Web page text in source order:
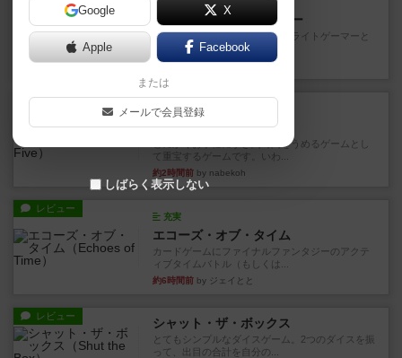
アンダー・ザ・テーブラー
笑えるバカゲームを集めているライトゲーマーと
してのレビューです。正体隠...
26分前by toyota
レビュー
充実
ワン・トゥ・ファイブ
とにかくお手軽にすき間時間をうめるゲームとし
て重宝するゲームです。いわ...
約2時間前 by nabekoh
レビュー
充実
エコーズ・オブ・タイム
カードゲームにファイナルファンタジーのアクテ
ィブタイムバトル（もしくは...
約6時間前 by ジェイとと
レビュー シャット・ザ・ボックス
とてもシンプルなダイスゲーム。2つのダイスを振
って、出目の合計を自分の...
Google X
Apple Facebook
または
メールで会員登録
しばらく表示しない